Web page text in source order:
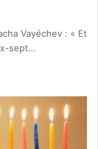
Vayéchev : « Et
sept…